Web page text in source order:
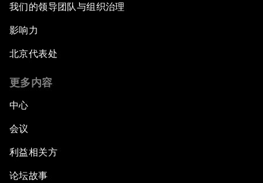
我们的领导团队与组织治理
影响力
北京代表处
更多内容
中心
会议
利益相关方
论坛故事